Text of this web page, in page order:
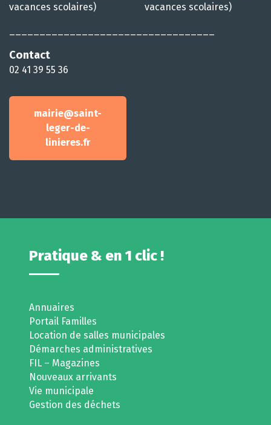
vacances scolaires)
Contact
02 41 39 55 36
mairie@saint-
leger-de-
linieres.fr
vacances scolaires)
Pratique & en 1 clic !
Annuaires
Portail Familles
Location de salles municipales
Démarches administratives
FIL – Magazines
Nouveaux arrivants
Vie municipale
Gestion des déchets